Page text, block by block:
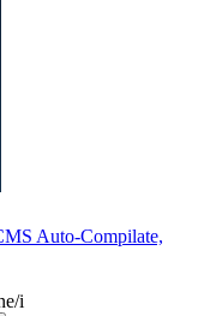
Auto-Compilate,
i